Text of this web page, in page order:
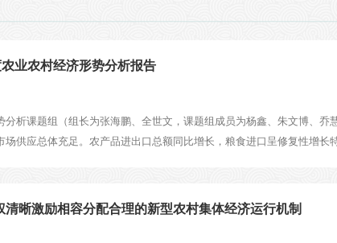
业农村经济形势分析报告
分析课题组（组长为张海鹏、全世文，课题组成员为杨鑫、朱文博、
场供应总体充足。农产品进出口总额同比增长，粮食进口呈修复性增长
清晰激励相容分配合理的新型农村集体经济运行机制